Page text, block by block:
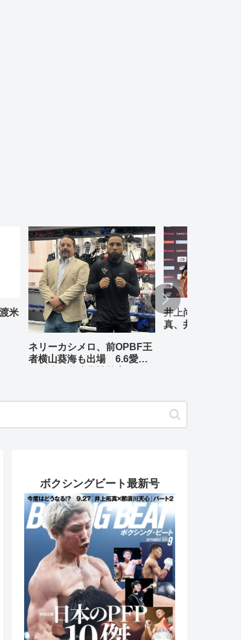
米
ネリーカシメロ、前OPBF王
者横山葵海も出場 6.6愛知
井上尚弥、中谷
真、井岡一翔――
ボクシングビート最新号